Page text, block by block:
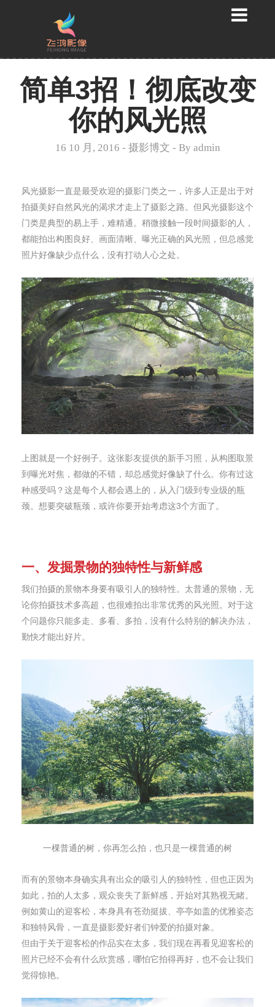
简单3招！彻底改变
你的风光照
16 10 月, 2016 - 摄影博文 - By admin
风光摄影一直是最受欢迎的摄影门类之一，许多人正是出于对
拍摄美好自然风光的渴求才走上了摄影之路。但风光摄影这个
门类是典型的易上手，难精通。稍微接触一段时间摄影的人，
都能拍出构图良好、画面清晰、曝光正确的风光照，但总感觉
照片好像缺少点什么，没有打动人心之处。
上图就是一个好例子。这张影友提供的新手习照，从构图取景
到曝光对焦，都做的不错，却总感觉好像缺了什么。你有过这
种感受吗？这是每个人都会遇上的，从入门级到专业级的瓶
颈。想要突破瓶颈，或许你要开始考虑这3个方面了。
一、发掘景物的独特性与新鲜感
我们拍摄的景物本身要有吸引人的独特性。太普通的景物，无
论你拍摄技术多高超，也很难拍出非常优秀的风光照。对于这
个问题你只能多走、多看、多拍，没有什么特别的解决办法，
勤快才能出好片。
一棵普通的树，你再怎么拍，也只是一棵普通的树
而有的景物本身确实具有出众的吸引人的独特性，但也正因为
如此，拍的人太多，观众丧失了新鲜感，开始对其熟视无睹。
例如黄山的迎客松，本身具有苍劲挺拔、亭亭如盖的优雅姿态
和独特风骨，一直是摄影爱好者们钟爱的拍摄对象。
但由于关于迎客松的作品实在太多，我们现在再看见迎客松的
照片已经不会有什么欣赏感，哪怕它拍得再好，也不会让我们
觉得惊艳。